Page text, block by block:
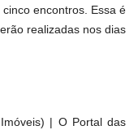
encontros. Essa é
realizadas nos dias
| O Portal das